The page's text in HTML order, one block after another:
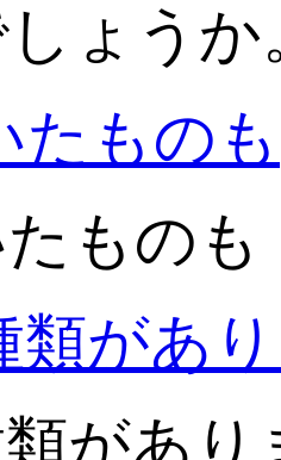
ょうか
ものも
があり